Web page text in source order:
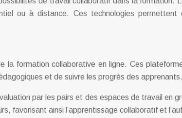
ou à distance. Ces technologies permettent
la formation collaborative en ligne. Ces
et de suivre les progrès des apprenants.
par les pairs et des espaces de travail en
favorisant ainsi l’apprentissage collaboratif et